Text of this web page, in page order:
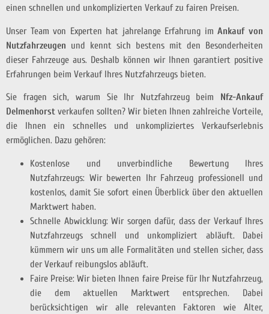
einen schnellen und unkomplizierten Verkauf zu fairen Preisen.
Unser Team von Experten hat jahrelange Erfahrung imAnkauf von
Nutzfahrzeugen und kennt sich bestens mit den Besonderheiten
dieser Fahrzeuge aus. Deshalb können wir Ihnen garantiert positive
Erfahrungen beim Verkauf Ihres Nutzfahrzeugs bieten.
Sie fragen sich, warum Sie Ihr Nutzfahrzeug beim Nfz-Ankauf
Delmenhorst verkaufen sollten? Wir bieten Ihnen zahlreiche Vorteile,
die Ihnen ein schnelles und unkompliziertes Verkaufserlebnis
ermöglichen. Dazu gehören:
Kostenlose und unverbindliche Bewertung Ihres
Nutzfahrzeugs: Wir bewerten Ihr Fahrzeug professionell und
kostenlos, damit Sie sofort einen Überblick über den aktuellen
Marktwert haben.
Schnelle Abwicklung: Wir sorgen dafür, dass der Verkauf Ihres
Nutzfahrzeugs schnell und unkompliziert abläuft. Dabei
kümmern wir uns um alle Formalitäten und stellen sicher, dass
der Verkauf reibungslos abläuft.
Faire Preise: Wir bieten Ihnen faire Preise für Ihr Nutzfahrzeug,
die dem aktuellen Marktwert entsprechen. Dabei
berücksichtigen wir alle relevanten Faktoren wie Alter,